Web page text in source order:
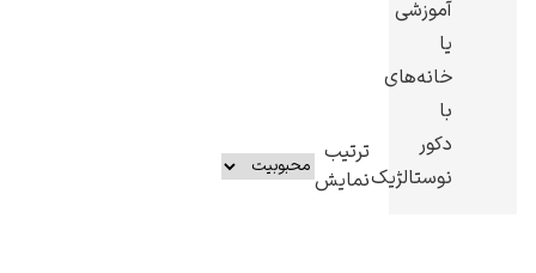
آموزشی
یا
خانه‌های
با
دکور
نوستالژیک.
ترتیب
نمایش